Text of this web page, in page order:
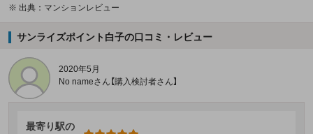
※ 出典：マンションレビュー
サンライズポイント白子の口コミ・レビュー
2020年5月
No nameさん【購入検討者さん】
最寄り駅の